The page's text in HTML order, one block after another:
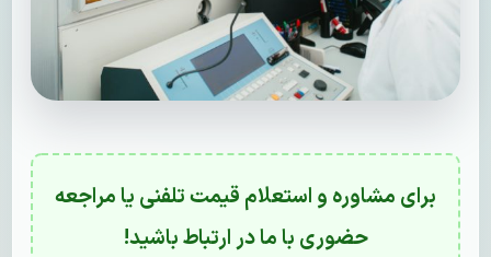
برای مشاوره و استعلام قیمت تلفنی یا مراجعه
حضوری با ما در ارتباط باشید!